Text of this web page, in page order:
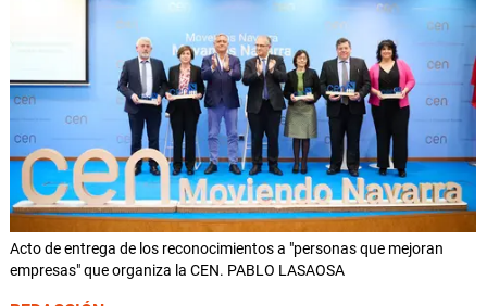
Acto de entrega de los reconocimientos a "personas que mejoran
empresas" que organiza la CEN. PABLO LASAOSA